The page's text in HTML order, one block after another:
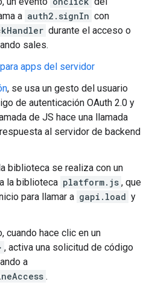
a auth2.signIn con
durante el acceso o
sales.
apps del servidor
, se usa un gesto del usuario
de autenticación OAuth 2.0 y
de JS hace una llamada
al servidor de backend
biblioteca se realiza con un
la biblioteca platform.js , que
para llamar a gapi.load y
cuando hace clic en un
, activa una solicitud de código
a
.